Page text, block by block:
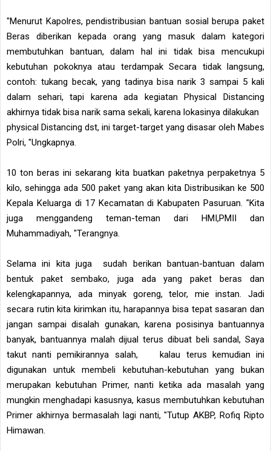
"Menurut Kapolres, pendistribusian bantuan sosial berupa paket
Beras diberikan kepada orang yang masuk dalam kategori
membutuhkan bantuan, dalam hal ini tidak bisa mencukupi
kebutuhan pokoknya atau terdampak Secara tidak langsung,
contoh: tukang becak, yang tadinya bisa narik 3 sampai 5 kali
dalam sehari, tapi karena ada kegiatan Physical Distancing
akhirnya tidak bisa narik sama sekali, karena lokasinya dilakukan
physical Distancing dst, ini target-target yang disasar oleh Mabes
Polri, "Ungkapnya.
10 ton beras ini sekarang kita buatkan paketnya perpaketnya 5
kilo, sehingga ada 500 paket yang akan kita Distribusikan ke 500
Kepala Keluarga di 17 Kecamatan di Kabupaten Pasuruan. "Kita
juga menggandeng teman-teman dari HMI,PMII dan
Muhammadiyah, "Terangnya.
Selama ini kita juga sudah berikan bantuan-bantuan dalam
bentuk paket sembako, juga ada yang paket beras dan
kelengkapannya, ada minyak goreng, telor, mie instan. Jadi
secara rutin kita kirimkan itu, harapannya bisa tepat sasaran dan
jangan sampai disalah gunakan, karena posisinya bantuannya
banyak, bantuannya malah dijual terus dibuat beli sandal, Saya
takut nanti pemikirannya salah, kalau terus kemudian ini
digunakan untuk membeli kebutuhan-kebutuhan yang bukan
merupakan kebutuhan Primer, nanti ketika ada masalah yang
mungkin menghadapi kasusnya, kasus membutuhkan kebutuhan
Primer akhirnya bermasalah lagi nanti, "Tutup AKBP, Rofiq Ripto
Himawan.